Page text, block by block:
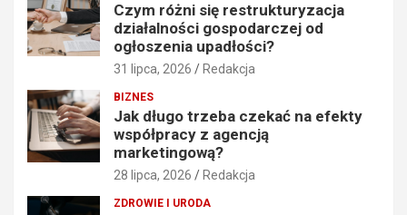
Czym różni się restrukturyzacja
działalności gospodarczej od
ogłoszenia upadłości?
31 lipca, 2026 Redakcja
BIZNES
Jak długo trzeba czekać na efekty
współpracy z agencją
marketingową?
28 lipca, 2026 Redakcja
ZDROWIE I URODA